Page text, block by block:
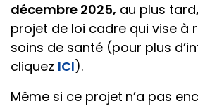
décembre 2025, au plus tard,
projet de loi cadre qui vise à
soins de santé (pour plus
cliquez ICI).
Même si ce projet n’a pas